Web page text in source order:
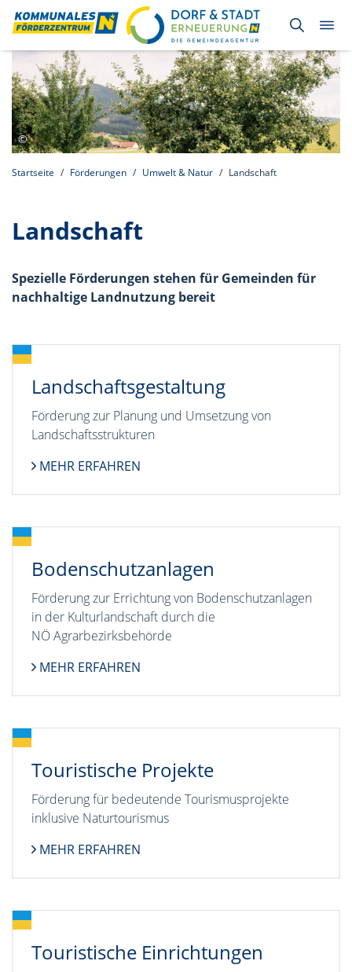
Startseite Förderungen Umwelt & Natur Landschaft
Landschaft
Spezielle Förderungen stehen für Gemeinden für
nachhaltige Landnutzung bereit
Landschaftsgestaltung
Förderung zur Planung und Umsetzung von
Landschaftsstrukturen
MEHR ERFAHREN
Bodenschutzanlagen
Förderung zur Errichtung von Bodenschutzanlagen
in der Kulturlandschaft durch die
NÖ Agrarbezirksbehörde
MEHR ERFAHREN
Touristische Projekte
Förderung für bedeutende Tourismusprojekte
inklusive Naturtourismus
MEHR ERFAHREN
Touristische Einrichtungen